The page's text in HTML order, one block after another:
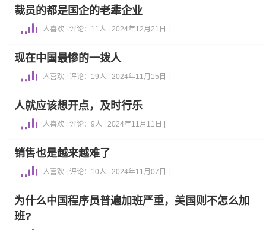
裁员的都是国企的老辈企业
人喜欢 | 评论：11人 | 2024年12月21日 |
现在中国最惨的一拨人
人喜欢 | 评论：19人 | 2024年11月15日 |
人就应该想开点，及时行乐
人喜欢 | 评论：9人 | 2024年11月11日 |
销售也是越来越难了
人喜欢 | 评论：10人 | 2024年11月07日 |
为什么中国程序员普遍加班严重，美国则不怎么加
班?